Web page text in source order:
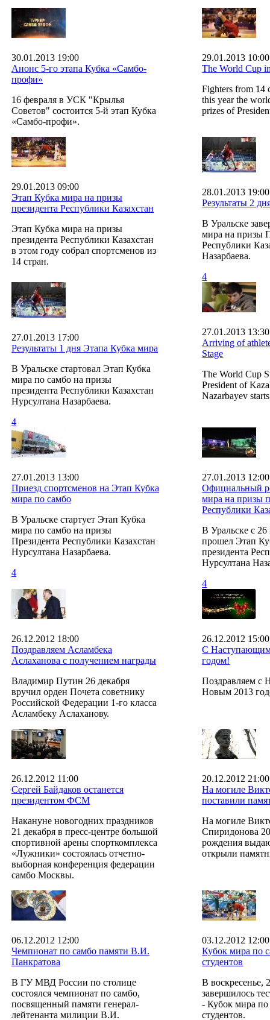
30.01.2013 19:00
Анонс 5-го этапа Кубка «Самбо-
профи»
16 февраля в УСК "Крылья
Советов" состоится 5-й этап Кубка
«Самбо-профи».
29.01.2013 10:00
The World Cup
Fighters from 14
this year the
prizes of
29.01.2013 09:00
Этап Кубка мира на призы
президента Республики Казахстан
Этап Кубка мира на призы
президента Республики Казахстан
в этом году собрал спортсменов из
14 стран.
28.01.2013 19:00
Результаты 2
В Уральске
мира на призы
Республики
Назарбаева.
4
27.01.2013 17:00
Результаты 1 дня Этапа Кубка мира
В Уральске стартовал Этап Кубка
мира по самбо на призы
президента Республики Казахстан
Нурсултана Назарбаева.
4
27.01.2013 13:30
Arriving of
Stage
The World Cup
President of
Nazarbayev
27.01.2013 13:00
Приезд спортсменов на Этап Кубка
мира по самбо
В Уральске стартует Этап Кубка
мира по самбо на призы
Президента Республики Казахстан
Нурсултана Назарбаева.
4
27.01.2013 12:00
Официальный
мира на призы
Республики
В Уральске с 26
прошел Этап
президента
Нурсултана
4
26.12.2012 18:00
Поздравляем Асламбека
Аслаханова с получением награды
Владимир Путин 26 декабря
вручил орден Почета советнику
Российской Федерации 1-го класса
Асламбеку Аслаханову.
26.12.2012 15:00
С
годом!
Поздравляем с
Новым 2013
26.12.2012 11:00
Сергей Байдаков останется
президентом ФСМ
Накануне новогодних праздников
21 декабря в пресс-центре большой
спортивной арены спорткомплекса
«Лужники» состоялась отчетно-
выборная конференция федерации
самбо Москвы.
20.12.2012 21:00
На могиле
поставили
На могиле
Спиридонова
рождения
открыли
06.12.2012 12:00
Чемпионат по самбо памяти В.И.
Панкратова
В ГУ МВД России по столице
состоялся чемпионат по самбо,
посвященный памяти генерал-
лейтенанта милиции В.И.
03.12.2012 12:00
Кубок мира по
студентов
В воскресенье,
завершилось
- Кубок мира по
студентов.